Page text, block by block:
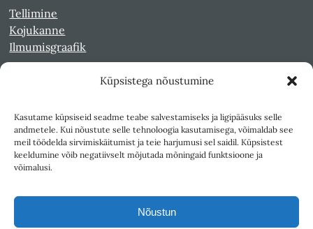
Küpsistega nõustumine
Kasutame küpsiseid seadme teabe salvestamiseks ja ligipääsuks selle
andmetele. Kui nõustute selle tehnoloogia kasutamisega, võimaldab see
meil töödelda sirvimiskäitumist ja teie harjumusi sel saidil. Küpsistest
keeldumine võib negatiivselt mõjutada mõningaid funktsioone ja
võimalusi.
Nõustun
Tellimine
Kojukanne
Ilmumisgraafik
Kultuurileht 1994-1997
Reede 1989-1990
Sirp ja Vasar 1940-1989
Teksti- ja andmekaeve